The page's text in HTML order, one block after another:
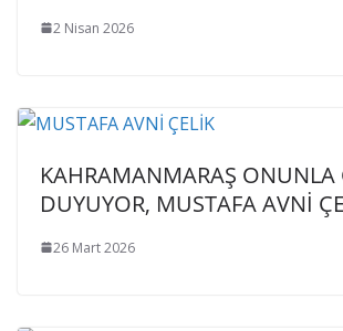
2 Nisan 2026
KAHRAMANMARAŞ ONUNLA
DUYUYOR, MUSTAFA AVNİ
26 Mart 2026